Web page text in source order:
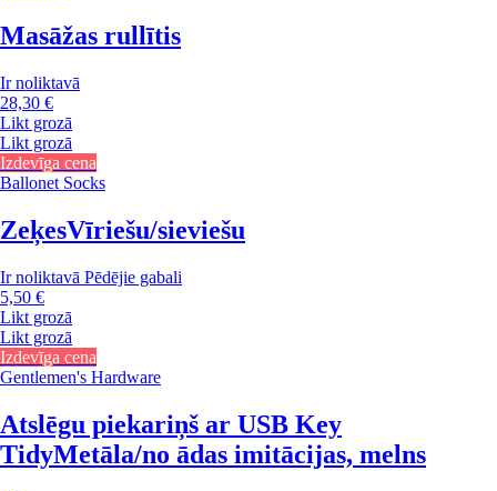
Masāžas rullītis
Ir noliktavā
28,30 €
Likt grozā
Likt grozā
Izdevīga cena
Ballonet Socks
ZeķesVīriešu/sieviešu
Ir noliktavā Pēdējie gabali
5,50 €
Likt grozā
Likt grozā
Izdevīga cena
Gentlemen's Hardware
Atslēgu piekariņš ar USB Key
TidyMetāla/no ādas imitācijas, melns